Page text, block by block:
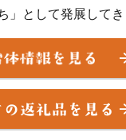
」として発展して
商業施設がコンパク
されています。
星伝説～
な星が降ったとの